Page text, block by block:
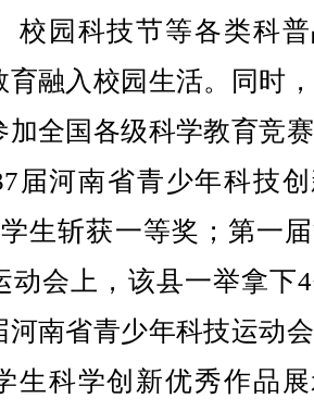
校园科技节等各类科
育融入校园生活。同时
加全国各级科学教育竞
届河南省青少年科技
生斩获一等奖；第一
动会上，该县一举拿下
河南省青少年科技运动
生科学创新优秀作品